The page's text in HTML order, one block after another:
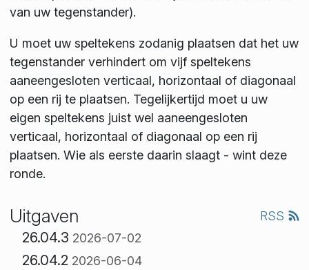
van uw tegenstander).
U moet uw speltekens zodanig plaatsen dat het uw
tegenstander verhindert om vijf speltekens
aaneengesloten verticaal, horizontaal of diagonaal
op een rij te plaatsen. Tegelijkertijd moet u uw
eigen speltekens juist wel aaneengesloten
verticaal, horizontaal of diagonaal op een rij
plaatsen. Wie als eerste daarin slaagt - wint deze
ronde.
Uitgaven RSS
26.04.3 2026-07-02
26.04.2 2026-06-04